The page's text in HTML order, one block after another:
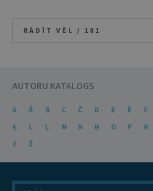
RĀDĪT VĒL / 181
AUTORU KATALOGS
A Ā B C Č D E Ē F
Ķ
L Ļ M N Ņ O P R
Z
Ž